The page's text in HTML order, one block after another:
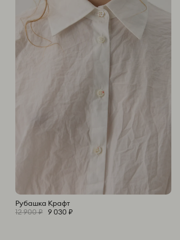
Рубашка Крафт
12 900 ₽
9 030 ₽